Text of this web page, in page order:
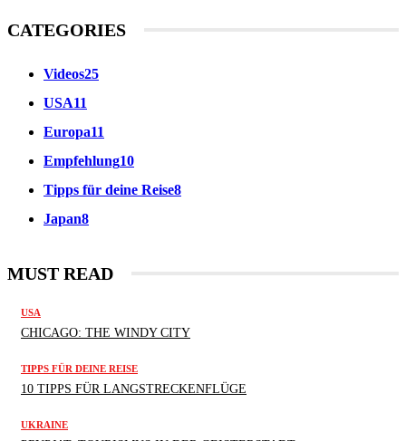
CATEGORIES
Videos25
USA11
Europa11
Empfehlung10
Tipps für deine Reise8
Japan8
MUST READ
USA
CHICAGO: THE WINDY CITY
TIPPS FÜR DEINE REISE
10 TIPPS FÜR LANGSTRECKENFLÜGE
UKRAINE